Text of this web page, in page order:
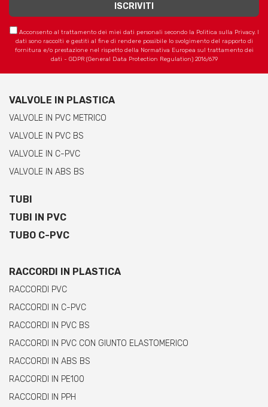
Acconsento al trattamento dei miei dati personali secondo la Politica sulla Privacy. I
dati sono raccolti e gestiti al fine di rendere possibile lo svolgimento del rapporto di
fornitura e/o prestazione nel rispetto della Normativa Europea sul trattamento dei
dati - GDPR (General Data Protection Regulation) 2016/679
VALVOLE IN PLASTICA
VALVOLE IN PVC METRICO
VALVOLE IN PVC BS
VALVOLE IN C-PVC
VALVOLE IN ABS BS
TUBI
TUBI IN PVC
TUBO C-PVC
RACCORDI IN PLASTICA
RACCORDI PVC
RACCORDI IN C-PVC
RACCORDI IN PVC BS
RACCORDI IN PVC CON GIUNTO ELASTOMERICO
RACCORDI IN ABS BS
RACCORDI IN PE100
RACCORDI IN PPH